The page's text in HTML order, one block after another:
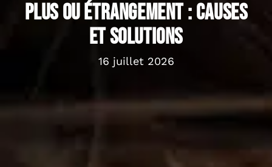
plus ou étrangement : causes
et solutions
16 juillet 2026